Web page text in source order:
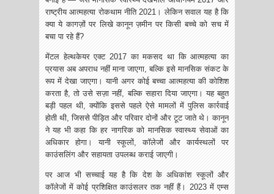
राष्ट्रीय आत्महत्या रोकथाम नीति 2021। लेकिन सवाल यह है कि
क्या ये कागज़ों पर लिखे कानून ज़मीन पर किसी बच्चे को सच में
बचा पा रहे हैं?
मेंटल हेल्थकेयर एक्ट 2017 का मकसद था कि आत्महत्या का
प्रयास अब अपराध नहीं माना जाएगा, बल्कि इसे मानसिक संकट के
रूप में देखा जाएगा। यानी अगर कोई बच्चा आत्महत्या की कोशिश
करता है, तो उसे सज़ा नहीं, बल्कि सहारा दिया जाएगा। यह बहुत
बड़ी पहल थी, क्योंकि इससे पहले ऐसे मामलों में पुलिस कार्रवाई
होती थी, जिससे पीड़ित और परिवार दोनों और टूट जाते थे। कानून
ने यह भी कहा कि हर नागरिक को मानसिक स्वास्थ्य सेवाओं का
अधिकार होगा। यानी स्कूलों, कॉलेजों और कार्यस्थलों पर
काउंसलिंग और सहायता उपलब्ध कराई जाएगी।
पर आज भी सच्चाई यह है कि देश के अधिकांश स्कूलों और
कॉलेजों में कोई प्रशिक्षित काउंसलर तक नहीं हैं। 2023 में एम्स